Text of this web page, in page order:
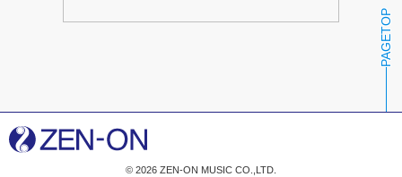
PAGETOP
© 2026 ZEN-ON MUSIC CO.,LTD.